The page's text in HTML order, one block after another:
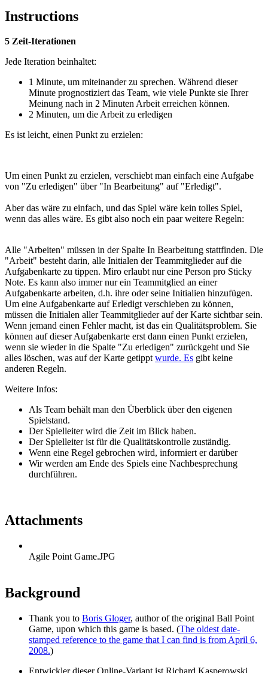
Instructions
5 Zeit-Iterationen
Jede Iteration beinhaltet:
1 Minute, um miteinander zu sprechen. Während dieser
Minute prognostiziert das Team, wie viele Punkte sie Ihrer
Meinung nach in 2 Minuten Arbeit erreichen können.
2 Minuten, um die Arbeit zu erledigen
Es ist leicht, einen Punkt zu erzielen:
Um einen Punkt zu erzielen, verschiebt man einfach eine Aufgabe
von "Zu erledigen" über "In Bearbeitung" auf "Erledigt".
Aber das wäre zu einfach, und das Spiel wäre kein tolles Spiel,
wenn das alles wäre. Es gibt also noch ein paar weitere Regeln:
Alle "Arbeiten" müssen in der Spalte In Bearbeitung stattfinden. Die
"Arbeit" besteht darin, alle Initialen der Teammitglieder auf die
Aufgabenkarte zu tippen. Miro erlaubt nur eine Person pro Sticky
Note. Es kann also immer nur ein Teammitglied an einer
Aufgabenkarte arbeiten, d.h. ihre oder seine Initialien hinzufügen.
Um eine Aufgabenkarte auf Erledigt verschieben zu können,
müssen die Initialen aller Teammitglieder auf der Karte sichtbar sein.
Wenn jemand einen Fehler macht, ist das ein Qualitätsproblem. Sie
können auf dieser Aufgabenkarte erst dann einen Punkt erzielen,
wenn sie wieder in die Spalte "Zu erledigen" zurückgeht und Sie
alles löschen, was auf der Karte getipptwurde. Es gibt keine
anderen Regeln.
Weitere Infos:
Als Team behält man den Überblick über den eigenen
Spielstand.
Der Spielleiter wird die Zeit im Blick haben.
Der Spielleiter ist für die Qualitätskontrolle zuständig.
Wenn eine Regel gebrochen wird, informiert er darüber
Wir werden am Ende des Spiels eine Nachbesprechung
durchführen.
Attachments
Agile Point Game.JPG
Background
Thank you to Boris Gloger, author of the original Ball Point
Game, upon which this game is based. (The oldest date-
stamped reference to the game that I can find is from April 6,
2008.)
Entwickler dieser Online-Variant ist Richard Kasperowski